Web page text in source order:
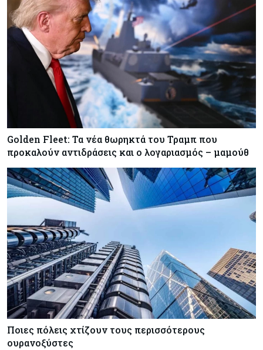
Golden Fleet: Τα νέα θωρηκτά του Τραμπ που
προκαλούν αντιδράσεις και ο λογαριασμός – μαμούθ
Ποιες πόλεις χτίζουν τους περισσότερους
ουρανοξύστες